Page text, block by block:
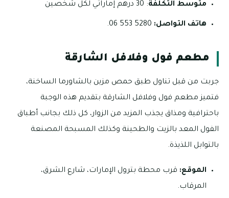
متوسط التكلفة: 30 درهم إماراتي لكل شخصين
هاتف التواصل:
مطعم فول وفلافل الشارقة
جربت من قبل تناول طبق حمص مزين بالشاورما الساخنة،
فتميز مطعم فول وفلافل الشارقة بتقديم هذه الوجبة
باحترافية ومذاق يجذب المزيد من الزوار، كل ذلك بجانب أطباق
الفول المعد بالزيت والطحينة وكذلك المسبحة المصنعة
بالتوابل اللذيذة.
الموقع: قرب محطة بترول الإمارات، شارع الشرق،
المرقاب.